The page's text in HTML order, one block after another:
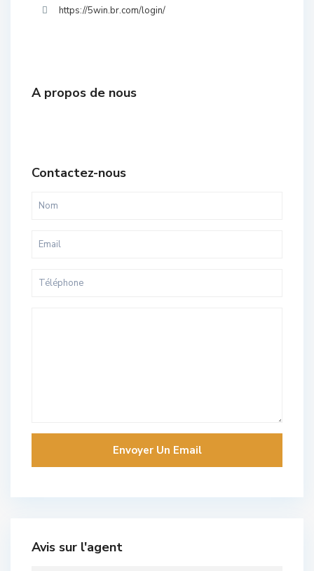
https://5win.br.com/login/
A propos de nous
Contactez-nous
Avis sur l'agent